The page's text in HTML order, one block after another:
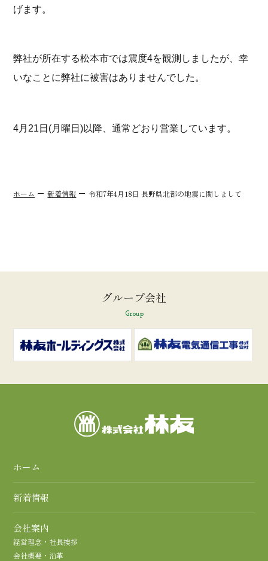
げます。
弊社が所在する松本市では震度4を観測しましたが、幸
いなことに弊社に被害はありませんでした。
4月21日(月曜日)以降、通常どおり営業しています。
ホーム 新着情報 令和7年4月18日 長野県北部の地震に関しまして
グループ会社
Group
ホーム
新着情報
会社案内
経営理念・社長挨拶
会社概要・沿革